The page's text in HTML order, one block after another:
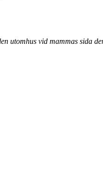
utomhus vid mammas sida